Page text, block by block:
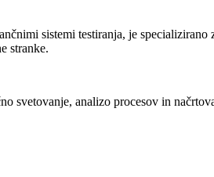
sistemi testiranja, je
stranke.
svetovanje, analizo procesov in